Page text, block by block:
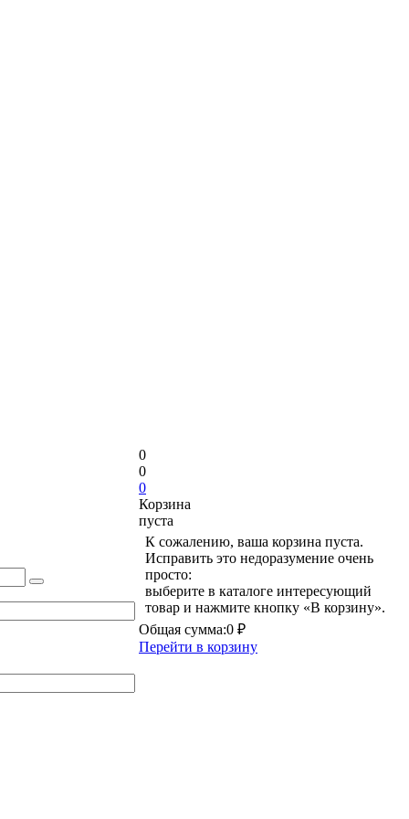
0
0
0
Корзина
пуста
К сожалению, ваша корзина пуста.
Исправить это недоразумение очень
просто:
выберите в каталоге интересующий
товар и нажмите кнопку «В корзину».
Общая сумма:0 ₽
Перейти в корзину